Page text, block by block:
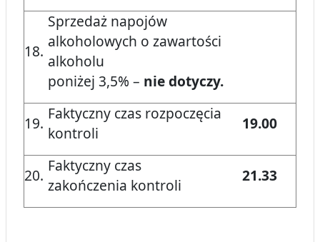
18.
Sprzedaż napojów
alkoholowych o zawartości
alkoholu
poniżej 3,5% – nie dotyczy.
19.
Faktyczny czas rozpoczęcia
kontroli
19.00
20.
Faktyczny czas
zakończenia kontroli
21.33